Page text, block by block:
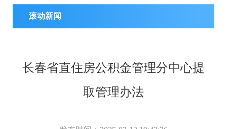
滚动新闻
长春省直住房公积金管理分中心提
取管理办法